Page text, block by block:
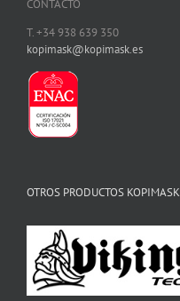
CONTACTO
T. +34 938 639 350
kopimask@kopimask.es
OTROS PRODUCTOS KOPIMASK